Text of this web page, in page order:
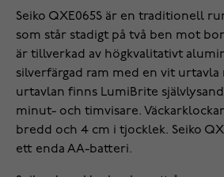
Seiko QXE065S är en traditionell
som står stadigt på två ben mot
är tillverkad av högkvalitativt
silverfärgad ram med en vit urtavla
urtavlan finns LumiBrite
minut- och timvisare. Väckarklockan
bredd och 4 cm i tjocklek. Seiko
ett enda AA-batteri.